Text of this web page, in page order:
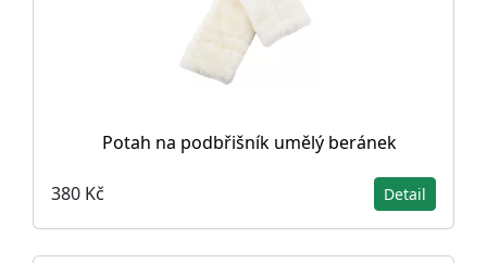
Potah na podbřišník umělý beránek
380 Kč Detail